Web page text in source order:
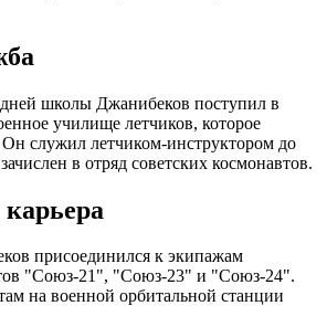
школы Джанибеков поступил в
училище летчиков, которое
Он служил летчиком-инструктором до
в отряд советских космонавтов.
присоединился к экипажам
"Союз-21", "Союз-23" и "Союз-24".
на военной орбитальной станции